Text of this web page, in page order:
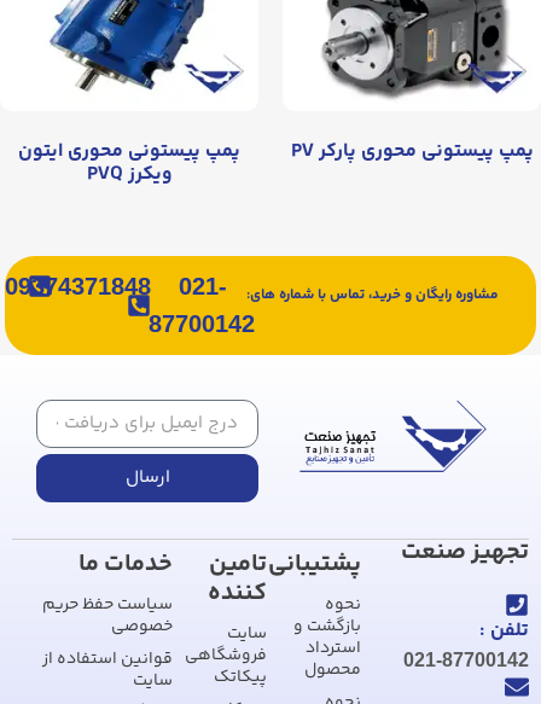
پمپ پیستونی محوری پارکر PV پمپ پیستونی محوری ایتون
ویکرز PVQ
مشاوره رایگان و خرید، تماس با شماره های:
021-
87700142
09374371848
ارسال
تجهیز صنعت
تلفن :
021-87700142
پشتیبانی
نحوه
بازگشت و
استرداد
محصول
تامین
کننده
سایت
فروشگاهی
پیکاتک
خدمات ما
سیاست حفظ حریم
خصوصی
قوانین استفاده از
سایت